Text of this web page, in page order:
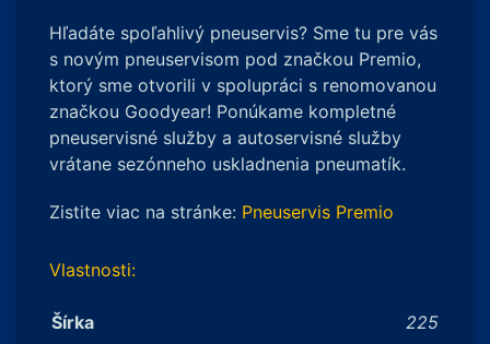
Hľadáte spoľahlivý pneuservis? Sme tu pre vás
s novým pneuservisom pod značkou Premio,
ktorý sme otvorili v spolupráci s renomovanou
značkou Goodyear! Ponúkame kompletné
pneuservisné služby a autoservisné služby
vrátane sezónneho uskladnenia pneumatík.
Zistite viac na stránke: Pneuservis Premio
Vlastnosti:
Šírka
225